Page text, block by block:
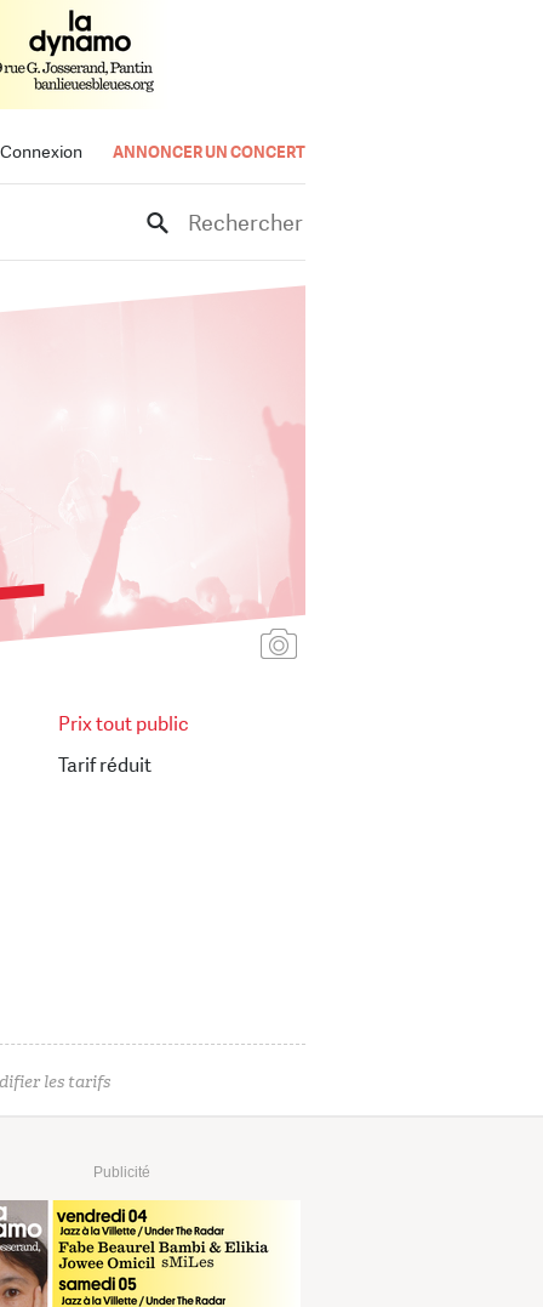
Connexion ANNONCER UN CONCERT
Rechercher
Prix tout public
Tarif réduit
les tarifs
Publicité